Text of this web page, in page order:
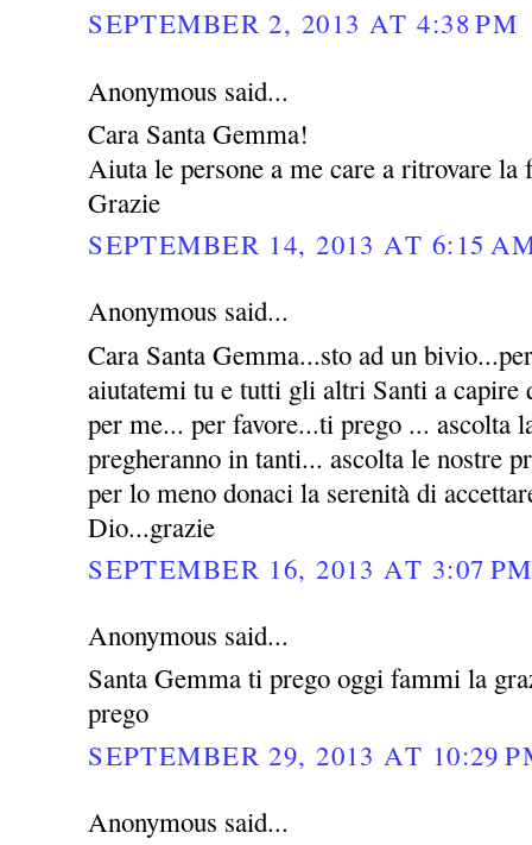
SEPTEMBER 2, 2013 AT 4:38 PM
Anonymous said...
Cara Santa Gemma!
Aiuta le persone a me care a ritrovare
Grazie
SEPTEMBER 14, 2013 AT 6:15
Anonymous said...
Cara Santa Gemma...sto ad un
aiutatemi tu e tutti gli altri Santi a capire
per me... per favore...ti prego ... ascolta
pregheranno in tanti... ascolta le nostre
per lo meno donaci la serenità di
Dio...grazie
SEPTEMBER 16, 2013 AT 3:07 PM
Anonymous said...
Santa Gemma ti prego oggi fammi la
prego
SEPTEMBER 29, 2013 AT 10:29
Anonymous said...